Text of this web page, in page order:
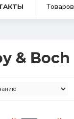
& Boch